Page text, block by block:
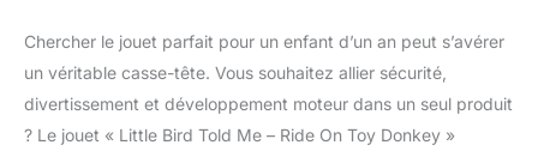
Chercher le jouet parfait pour un enfant d’un an peut s’avérer
un véritable casse-tête. Vous souhaitez allier sécurité,
divertissement et développement moteur dans un seul produit
? Le jouet « Little Bird Told Me – Ride On Toy Donkey »